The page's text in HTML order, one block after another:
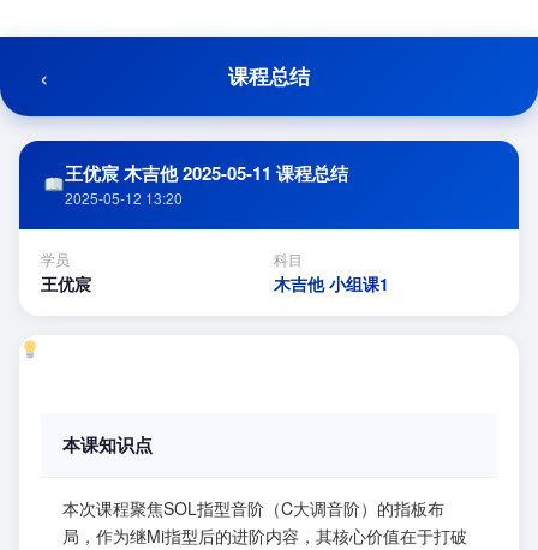
至
容
‹ 课程总结
王优宸 木吉他 2025-05-11 课程总结
2025-05-12 13:20
学员
王优宸
科目
木吉他 小组课1
本课知识点
本次课程聚焦SOL指型音阶（C大调音阶）的指板布
局，作为继Mi指型后的进阶内容，其核心价值在于打破